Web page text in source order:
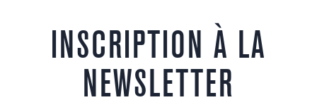
INSCRIPTION À LA
NEWSLETTER